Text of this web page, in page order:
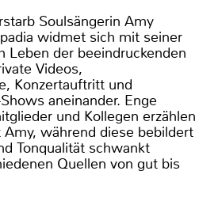
Soulsängerin Amy
widmet sich mit seiner
Leben der beeindruckenden
Videos,
Konzertauftritt und
aneinander. Enge
und Kollegen erzählen
während diese bebildert
Tonqualität schwankt
Quellen von gut bis